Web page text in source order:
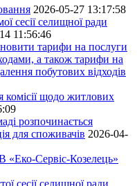
2026-05-27 13:17:58
сесії селищної ради
11:56:46
тарифи на послуги
а також тарифи на
побутових відходів
комісії щодо житлових
розпочинається
для споживачів 2026-04-
Сервіс-Козелець»
сесії селищної ради